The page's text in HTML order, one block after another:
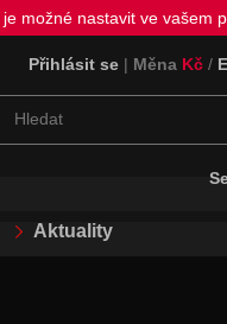
možné nastavit ve vašem
Přihlásit se | Měna Kč /
Aktuality